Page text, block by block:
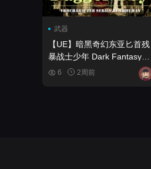
武器
【UE】暗黑奇幻东亚匕首残
暴战士少年 Dark Fantasy
East Asian Dagger Brutal
6 2周前